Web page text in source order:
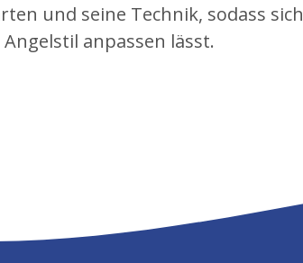
und seine Technik, sodass sich
anpassen lässt.